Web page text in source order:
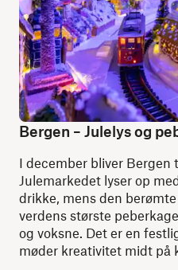
Bergen – Julelys og
I december bliver Bergen
Julemarkedet lyser op
drikke, mens den berømte
verdens største
og voksne. Det er en
møder kreativitet midt på